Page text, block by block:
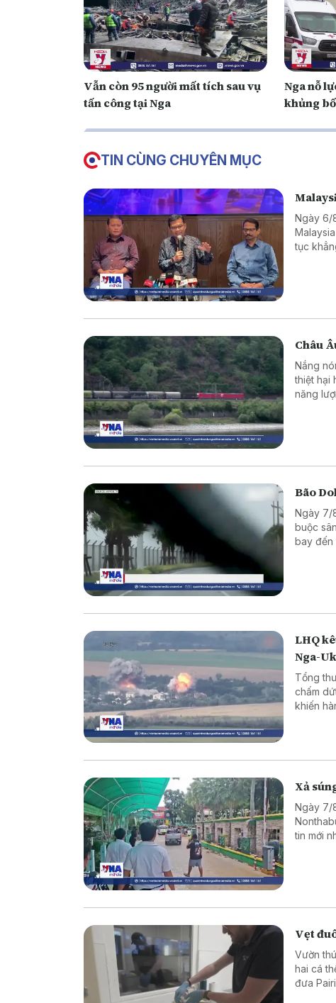
Vẫn còn 95 người mất tích sau vụ
tấn công tại Nga
Nga nỗ
khủng bố
TIN CÙNG CHUYÊN MỤC
Ngày 6/
tục
Châu
Nắng
thiệt hại
năng
Bão
Ngày 7/
buộc
bay đến
LHQ
Nga-
Tổng
chấm
khiến
Xả
Ngày 7/
tin mới
Vẹt
Vườn
hai cá
đưa